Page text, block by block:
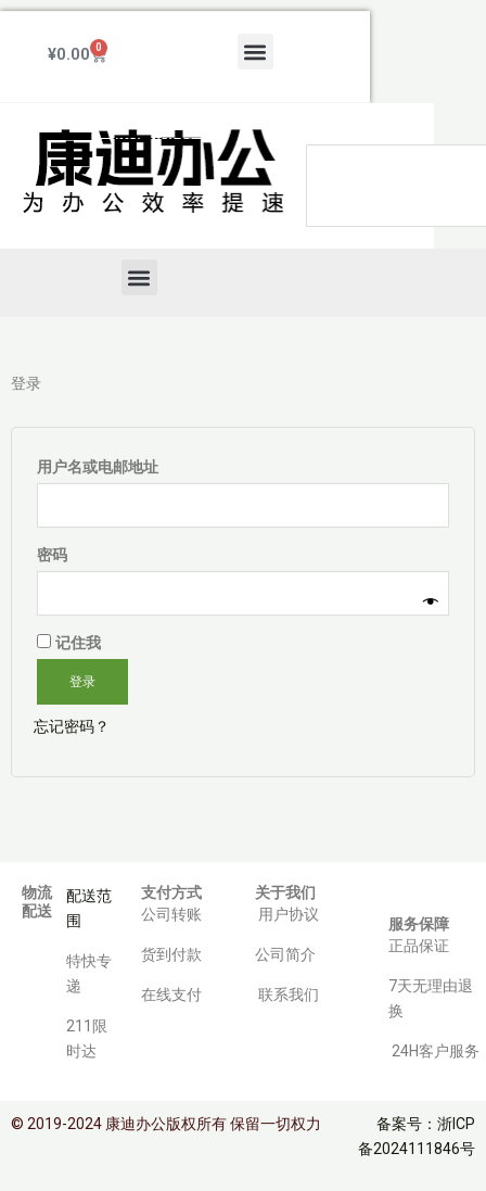
跳
¥0.00 0
Cart Menu
Menu
登录
用户名或电邮地址
密码
记住我
登录
忘记密码？
物流
配送
配送范
围
特快专
递
211限
时达
支付方式
公司转账
货到付款
在线支付
关于我们
用户协议
公司简介
联系我们
服务保障
正品保证
7天无理由退
换
24H客户服务
© 2019-2024 康迪办公版权所有 保留一切权力 备案号：浙ICP
备2024111846号